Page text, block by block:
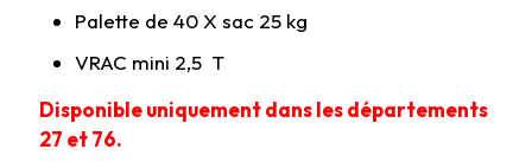
Palette de 40 X sac 25 kg
VRAC mini 2,5 T
Disponible uniquement dans les départements
27 et 76.